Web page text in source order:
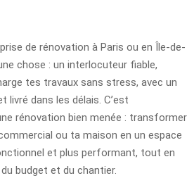
de rénovation à Paris ou en Île-de-
chose : un interlocuteur fiable,
tes travaux sans stress, avec un
livré dans les délais. C’est
rénovation bien menée : transformer
ou ta maison en un espace
et plus performant, tout en
budget et du chantier.